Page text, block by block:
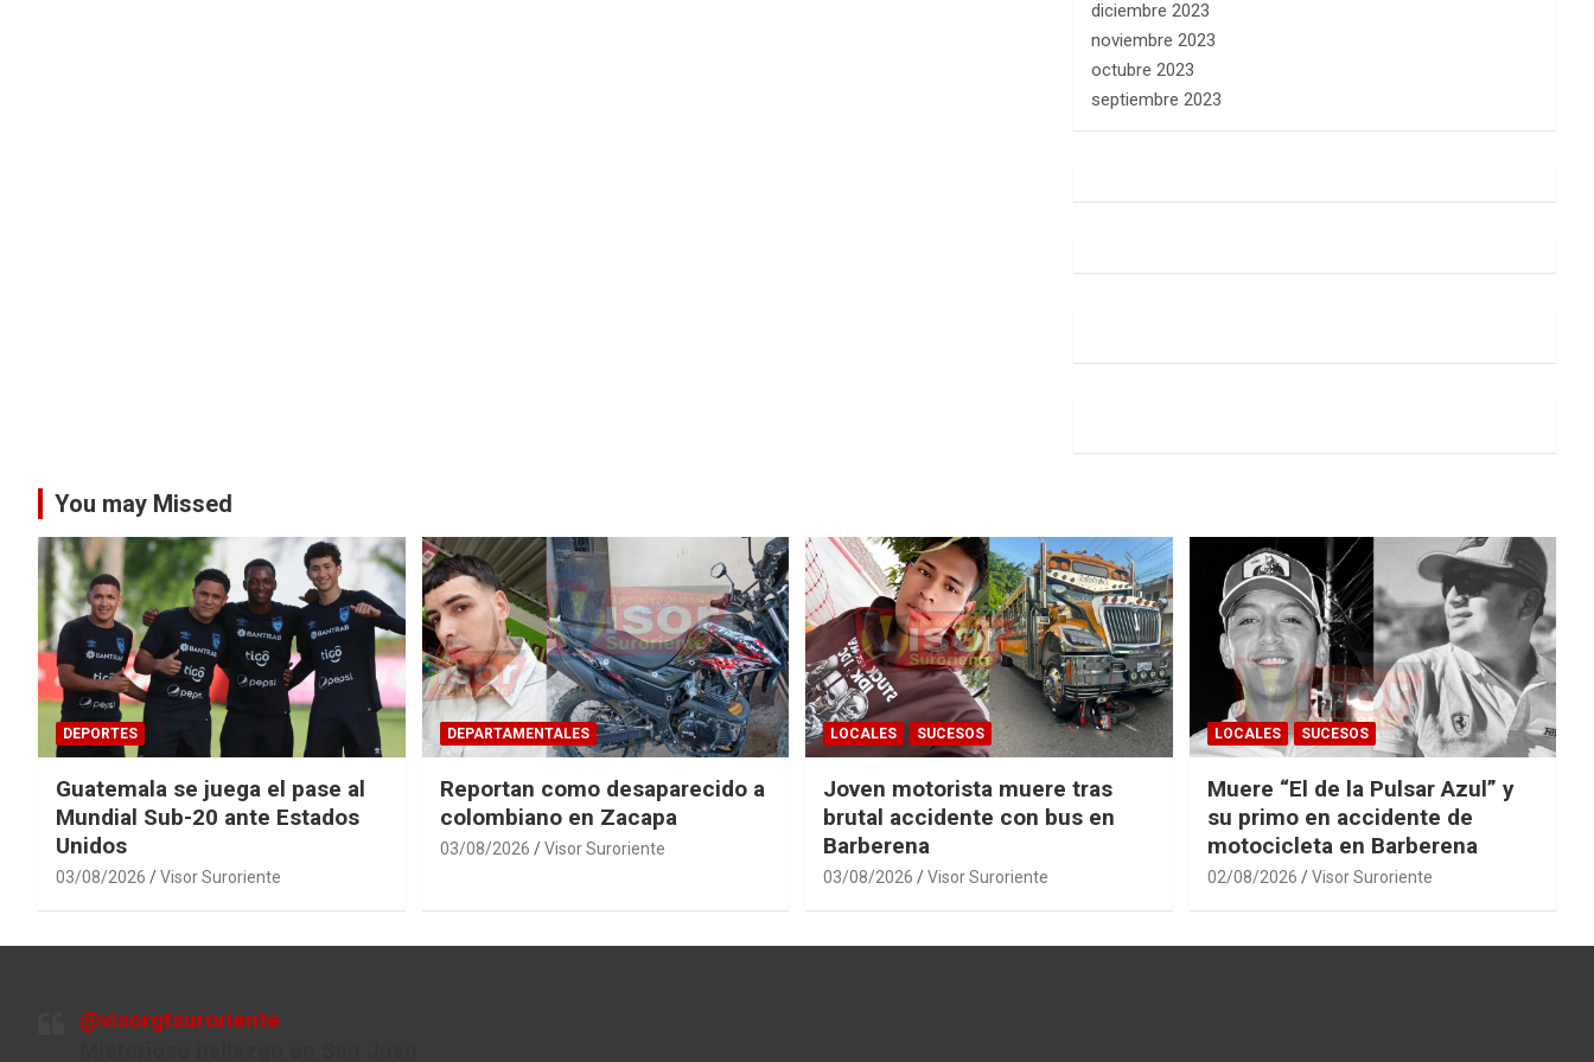
diciembre 2023
noviembre 2023
octubre 2023
septiembre 2023
You may Missed
DEPORTES
Guatemala se juega el pase al
Mundial Sub-20 ante Estados
Unidos
03/08/2026 Visor Suroriente
DEPARTAMENTALES
Reportan como desaparecido a
colombiano en Zacapa
03/08/2026 Visor Suroriente
LOCALES SUCESOS
Joven motorista muere tras
brutal accidente con bus en
Barberena
03/08/2026 Visor Suroriente
LOCALES SUCESOS
Muere “El de la Pulsar Azul” y
su primo en accidente de
motocicleta en Barberena
02/08/2026 Visor Suroriente
@visorgtsuroriente